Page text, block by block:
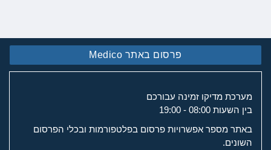
פרסום באתר Medico
מערכת מדיקו זמינה עבורכם
בין השעות 08:00 - 19:00
באתר מספר אפשרויות פרסום בפלטפורמות ובכלי הפרסום
השונים.